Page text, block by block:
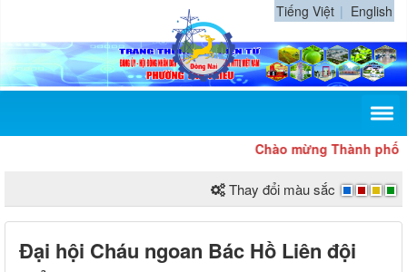
Tiếng Việt English
Chào mừng Thành phố Đồng
Thay đổi màu sắc
Đại hội Cháu ngoan Bác Hồ Liên đội